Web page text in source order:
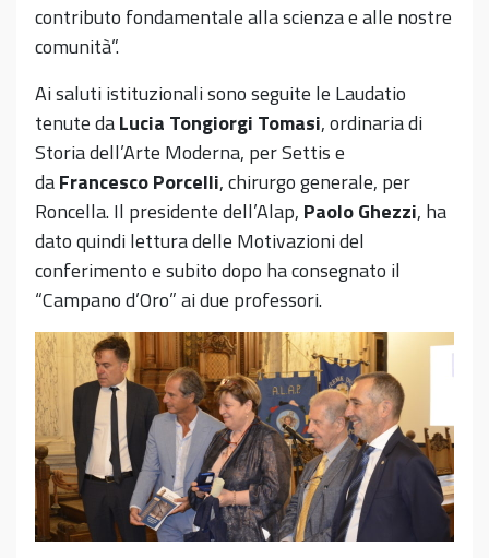
contributo fondamentale alla scienza e alle nostre
comunità”.
Ai saluti istituzionali sono seguite le Laudatio
tenute daLucia Tongiorgi Tomasi, ordinaria di
Storia dell’Arte Moderna, per Settis e
daFrancesco Porcelli, chirurgo generale, per
Roncella. Il presidente dell’Alap, Paolo Ghezzi, ha
dato quindi lettura delle Motivazioni del
conferimento e subito dopo ha consegnato il
“Campano d’Oro” ai due professori.